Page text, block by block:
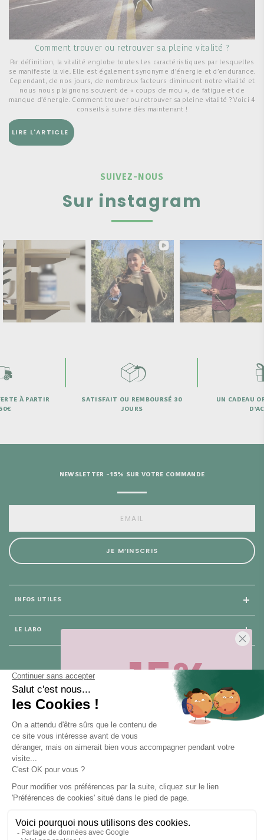
Comment trouver ou retrouver sa pleine vitalité ?
Par définition, la vitalité englobe toutes les caractéristiques par lesquelles
se manifeste la vie. Elle est également synonyme d’énergie et d’endurance.
Cependant, de nos jours, de nombreux facteurs diminuent notre vitalité et
nous nous plaignons souvent de « coups de mou », de fatigue et de
manque d’énergie. Comment trouver ou retrouver sa pleine vitalité ? Voici 4
conseils à suivre dès maintenant !
LIRE L'ARTICLE
SUIVEZ-NOUS
Sur instagram
À PARTIR
SATISFAIT OU REMBOURSÉ 30
JOURS
UN CADEAU
75 008 Paris
INFOS UTILES
LE LABO
NEWSLETTER -15% SUR VOTRE COMMANDE
JE M’INSCRIS
-15%
Sur votre première commande,
moment ! Désinscription en 1 clic, à
tout moment.
Obtenir -15%